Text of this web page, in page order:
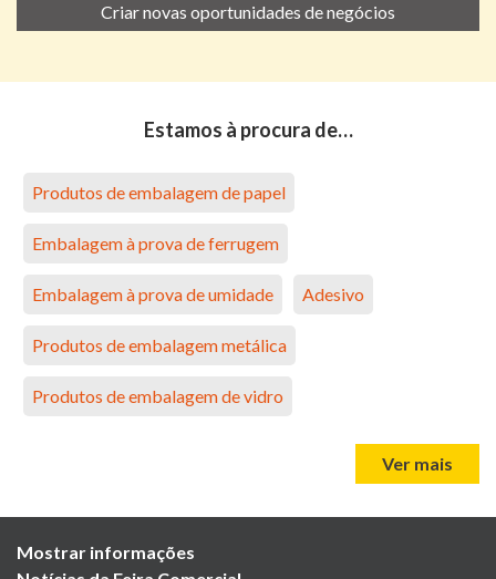
Criar novas oportunidades de negócios
Estamos à procura de…
Produtos de embalagem de papel
Embalagem à prova de ferrugem
Embalagem à prova de umidade Adesivo
Produtos de embalagem metálica
Produtos de embalagem de vidro
Ver mais
Mostrar informações